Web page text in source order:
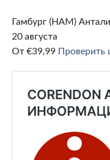
Гамбург (HAM)
20 августа
От €39,99 Проверить